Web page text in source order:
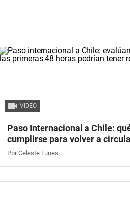
VIDEO
Paso Internacional a Chile:
cumplirse para volver a
Por Celeste Funes